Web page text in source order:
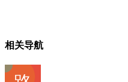
相关导航